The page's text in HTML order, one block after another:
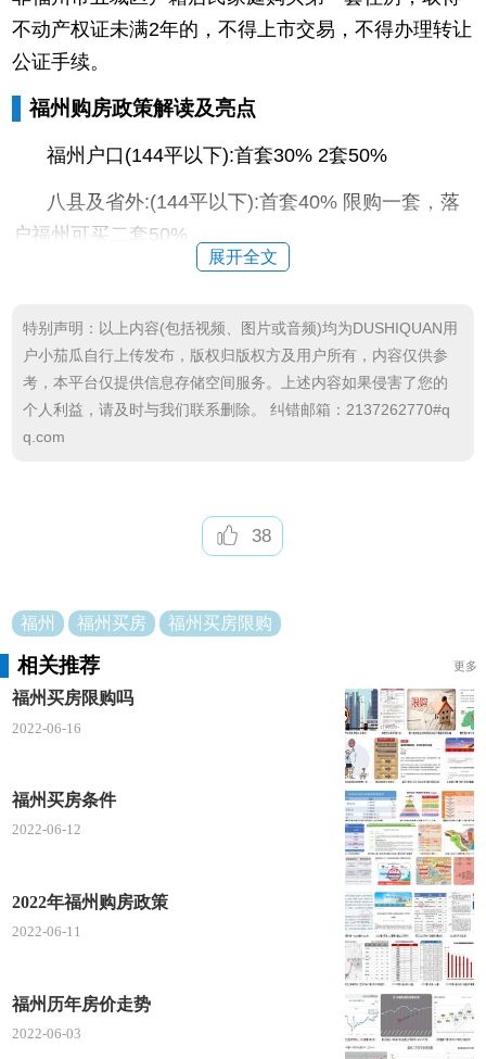
不动产权证未满2年的，不得上市交易，不得办理转让
公证手续。
福州购房政策解读及亮点
福州户口(144平以下):首套30% 2套50%
八县及省外:(144平以下):首套40% 限购一套，落
户福州可买二套50%
亮点2:八县及外省户口，不再需要医社保公积金可
购买一套
亮点3:144平以上不限购需要一次性付款
公积金直接使用，不用落户。
展开全文
特别声明：以上内容(包括视频、图片或音频)均为DUSHIQUAN用
户小茄瓜自行上传发布，版权归版权方及用户所有，内容仅供参
考，本平台仅提供信息存储空间服务。上述内容如果侵害了您的
个人利益，请及时与我们联系删除。 纠错邮箱：2137262770#q
q.com
38
福州 福州买房 福州买房限购
相关推荐 更多
福州买房限购吗
2022-06-16
福州买房条件
2022-06-12
2022年福州购房政策
2022-06-11
福州历年房价走势
2022-06-03